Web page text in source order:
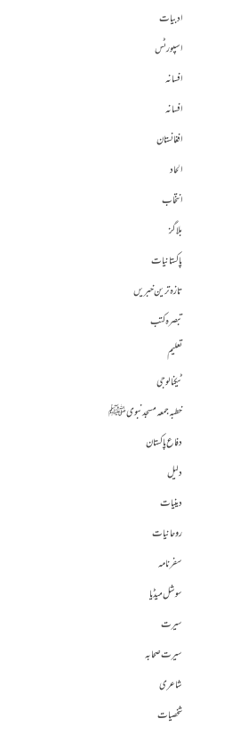
ادبیات
اسپورٹس
افسانہ
افسانہ
افغانستان
الحاد
انتخاب
بلاگز
پاکستانیات
تازہ ترین خبریں
تبصرہ کتب
تعلیم
ٹیکنالوجی
خطبہ جمعہ مسجد نبوی ﷺ
دفاع پاکستان
دلیل
دینیات
روحانیات
سفرنامہ
سوشل میڈیا
سیرت
سیرت صحابہ
شاعری
شخصیات